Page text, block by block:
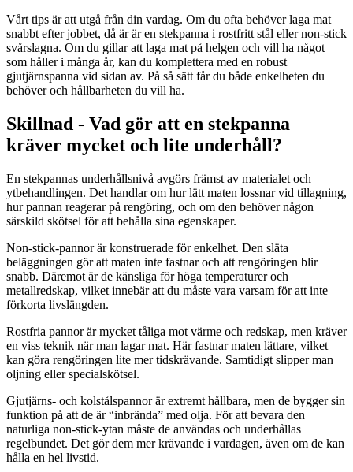
Vårt tips är att utgå från din vardag. Om du ofta behöver laga mat
snabbt efter jobbet, då är är en stekpanna i rostfritt stål eller non-stick
svårslagna. Om du gillar att laga mat på helgen och vill ha något
som håller i många år, kan du komplettera med en robust
gjutjärnspanna vid sidan av. På så sätt får du både enkelheten du
behöver och hållbarheten du vill ha.
Skillnad - Vad gör att en stekpanna
kräver mycket och lite underhåll?
En stekpannas underhållsnivå avgörs främst av materialet och
ytbehandlingen. Det handlar om hur lätt maten lossnar vid tillagning,
hur pannan reagerar på rengöring, och om den behöver någon
särskild skötsel för att behålla sina egenskaper.
Non-stick-pannor är konstruerade för enkelhet. Den släta
beläggningen gör att maten inte fastnar och att rengöringen blir
snabb. Däremot är de känsliga för höga temperaturer och
metallredskap, vilket innebär att du måste vara varsam för att inte
förkorta livslängden.
Rostfria pannor är mycket tåliga mot värme och redskap, men kräver
en viss teknik när man lagar mat. Här fastnar maten lättare, vilket
kan göra rengöringen lite mer tidskrävande. Samtidigt slipper man
oljning eller specialskötsel.
Gjutjärns- och kolstålspannor är extremt hållbara, men de bygger sin
funktion på att de är “inbrända” med olja. För att bevara den
naturliga non-stick-ytan måste de användas och underhållas
regelbundet. Det gör dem mer krävande i vardagen, även om de kan
hålla en hel livstid.